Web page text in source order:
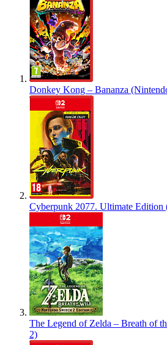
Donkey Kong – Bananza
Cyberpunk 2077. Ultimate
The Legend of Zelda – Breath of
2)